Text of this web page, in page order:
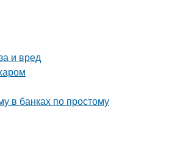
и вред
в банках по простому